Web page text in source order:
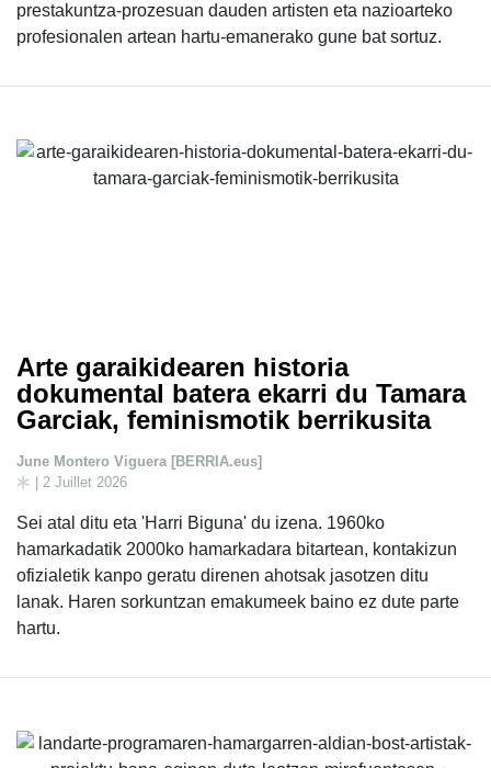
prestakuntza-prozesuan dauden artisten eta nazioarteko
profesionalen artean hartu-emanerako gune bat sortuz.
Arte garaikidearen historia
dokumental batera ekarri du Tamara
Garciak, feminismotik berrikusita
June Montero Viguera [BERRIA.eus]
| 2 Juillet 2026
Sei atal ditu eta 'Harri Biguna' du izena. 1960ko
hamarkadatik 2000ko hamarkadara bitartean, kontakizun
ofizialetik kanpo geratu direnen ahotsak jasotzen ditu
lanak. Haren sorkuntzan emakumeek baino ez dute parte
hartu.